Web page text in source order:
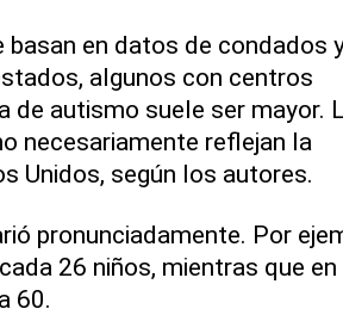
en datos de condados
algunos con centros
de autismo suele ser mayor.
necesariamente reflejan la
Unidos, según los autores.
pronunciadamente. Por
26 niños, mientras que en
60.